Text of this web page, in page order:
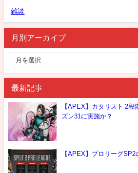
雑談
月別アーカイブ
最新記事
【APEX】カタリスト 2
ズン31に実施か？
【APEX】プロリーグ